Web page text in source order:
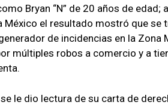
Bryan “N” de 20 años de edad;
México el resultado mostró que se
de incidencias en la Zona
múltiples robos a comercio y a
le dio lectura de su carta de